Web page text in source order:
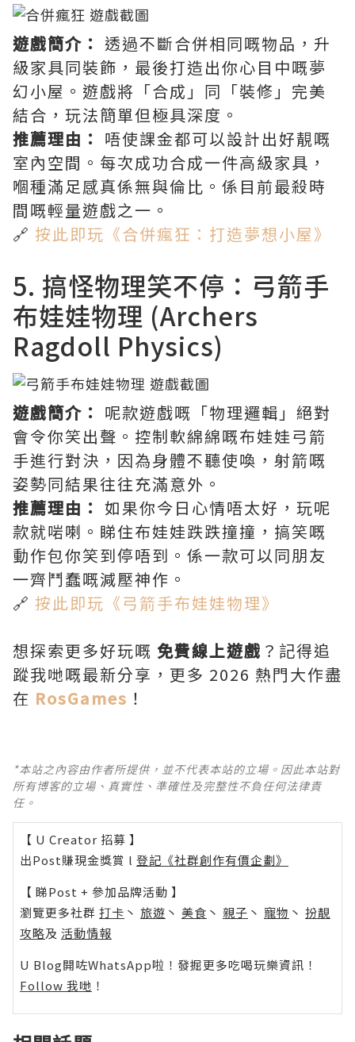
遊戲簡介： 透過不斷合併相同嘅物品，升
級家具同裝飾，最後打造出你心目中嘅夢
幻小屋。遊戲將「合成」同「裝修」完美
結合，玩法簡單但極具深度。
推薦理由： 唔使課金都可以設計出好靚嘅
室內空間。每次成功合成一件高級家具，
嗰種滿足感真係無與倫比。係目前最殺時
間嘅輕量遊戲之一。
🔗 按此即玩《合併瘋狂：打造夢想小屋》
5. 搞怪物理笑不停：弓箭手
布娃娃物理 (Archers
Ragdoll Physics)
遊戲簡介： 呢款遊戲嘅「物理邏輯」絕對
會令你笑出聲。控制軟綿綿嘅布娃娃弓箭
手進行對決，因為身體不聽使喚，射箭嘅
姿勢同結果往往充滿意外。
推薦理由： 如果你今日心情唔太好，玩呢
款就啱喇。睇住布娃娃跌跌撞撞，搞笑嘅
動作包你笑到停唔到。係一款可以同朋友
一齊鬥蠢嘅減壓神作。
🔗 按此即玩《弓箭手布娃娃物理》
想探索更多好玩嘅 免費線上遊戲 ？記得追
蹤我哋嘅最新分享，更多 2026 熱門大作盡
在 RosGames ！
*本站之內容由作者所提供，並不代表本站的立場。因此本站對
所有博客的立場、真實性、準確性及完整性不負任何法律責
任。
【 U Creator 招募 】
出Post賺現金獎賞 l 登記《社群創作有價企劃》
【 睇Post + 參加品牌活動 】
瀏覽更多社群 打卡 丶 旅遊 丶 美食 丶 親子 丶 寵物 丶 扮靚
攻略及 活動情報
U Blog開咗WhatsApp啦！發掘更多吃喝玩樂資訊！
Follow 我哋 ！